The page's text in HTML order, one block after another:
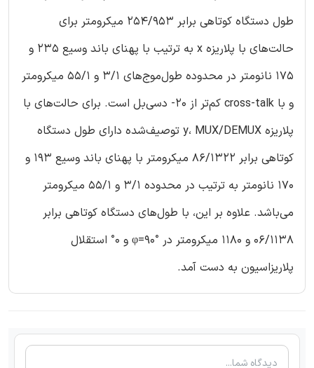
طول دستگاه کوتاهی برابر 254/953 میکرومتر برای
حالت‌های با پلاریزه x به ترتیب با پهنای باند وسیع 235 و
175 نانومتر در محدوده طول‌موج‌های 3/1 و 55/1 میکرومتر
و با cross-talk کم‌تر از 20- دسی‌بل است. برای حالت‌های با
پلاریزه y، MUX/DEMUX توصیف‌شده دارای طول دستگاه
کوتاهی برابر 86/1322 میکرومتر با پهنای باند وسیع 193 و
170 نانومتر به ترتیب در محدوده 3/1 و 55/1 میکرومتر
می‌باشد. علاوه بر این، با طول‌های دستگاه کوتاهی برابر
06/1138 و 1180 میکرومتر در φ=90° و 0° استقلال
پلاریزاسیون به دست آمد.